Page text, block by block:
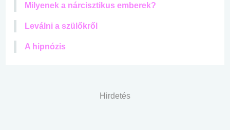
Milyenek a nárcisztikus emberek?
Leválni a szülőkről
A hipnózis
Hirdetés